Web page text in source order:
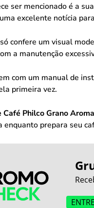
ser mencionado é a
excelente notícia
confere um visual
a manutenção
com um manual de
primeira vez.
Café Philco Grano
enquanto prepara seu